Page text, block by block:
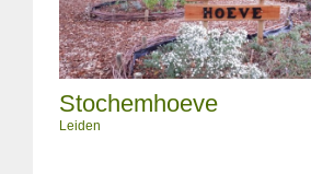
Stochemhoeve
Leiden